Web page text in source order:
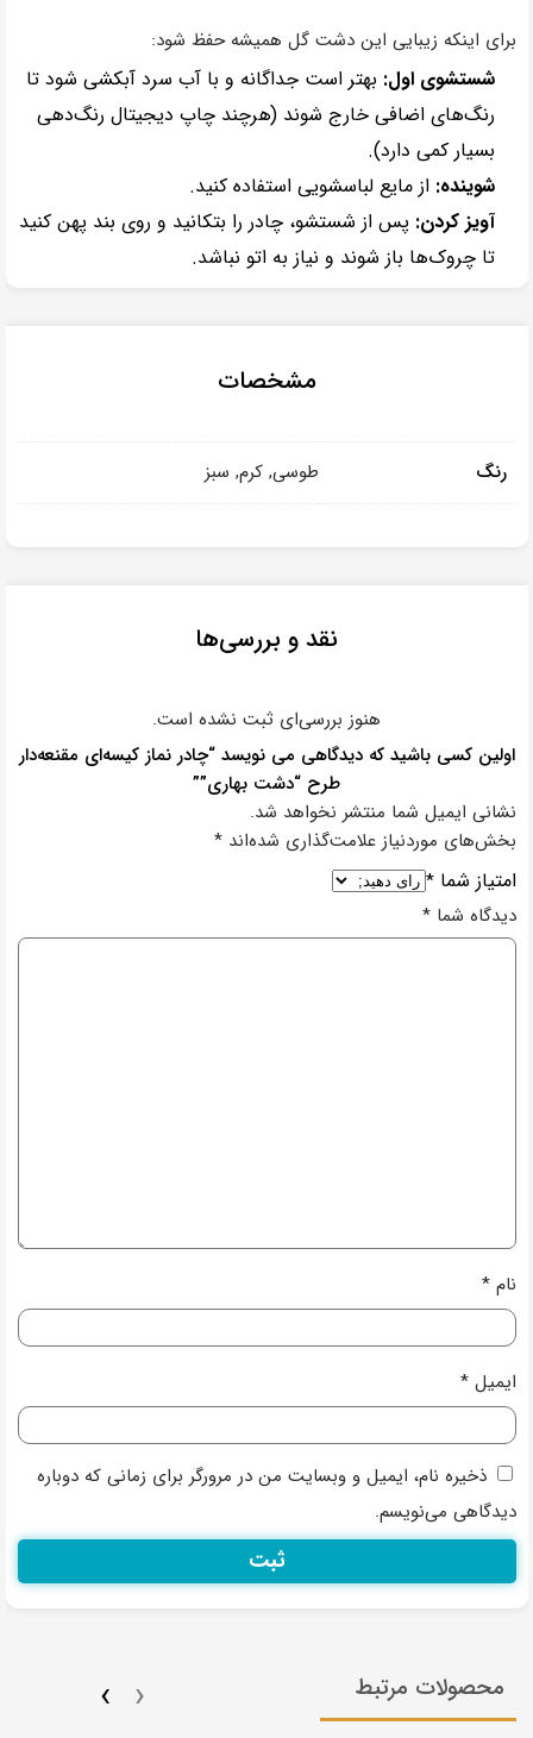
برای اینکه زیبایی این دشت گل همیشه حفظ شود:
شستشوی اول: بهتر است جداگانه و با آب سرد آبکشی شود تا
رنگ‌های اضافی خارج شوند (هرچند چاپ دیجیتال رنگ‌دهی
بسیار کمی دارد).
شوینده: از مایع لباسشویی استفاده کنید.
آویز کردن: پس از شستشو، چادر را بتکانید و روی بند پهن کنید
تا چروک‌ها باز شوند و نیاز به اتو نباشد.
مشخصات
رنگ طوسی, کرم, سبز
نقد و بررسی‌ها
هنوز بررسی‌ای ثبت نشده است.
اولین کسی باشید که دیدگاهی می نویسد “چادر نماز کیسه‌ای مقنعه‌دار
طرح “دشت بهاری””
نشانی ایمیل شما منتشر نخواهد شد.
بخش‌های موردنیاز علامت‌گذاری شده‌اند*
امتیاز شما*
دیدگاه شما*
نام*
ایمیل*
ذخیره نام، ایمیل و وبسایت من در مرورگر برای زمانی که دوباره
دیدگاهی می‌نویسم.
محصولات مرتبط ‹
›